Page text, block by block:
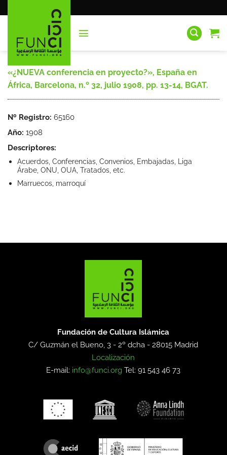
al
«¿NUEVA conferencia en proyecto?», España en
África, Barcelona, n.º 32, julio 1908, pp. 13-14, BGAT.
Nº Registro: 65160
Año: 1908
Descriptores:
Acuerdos, Conferencias, Convenios, Embajadas, Liga
Árabe, ONU, OUA, Tratados, etc.
Marruecos, marroquí
Fundación de Cultura Islámica
C/ Guzmán el Bueno, 3 - 2º dcha -28015 Madrid
Localización
E-mail: info@funci.org Tel: 91 543 46 73